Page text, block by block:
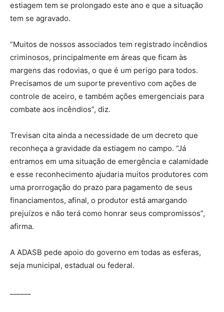
estiagem tem se prolongado este ano e que a situação
tem se agravado.
“Muitos de nossos associados tem registrado incêndios
criminosos, principalmente em áreas que ficam às
margens das rodovias, o que é um perigo para todos.
Precisamos de um suporte preventivo com ações de
controle de aceiro, e também ações emergenciais para
combate aos incêndios”, diz.
Trevisan cita ainda a necessidade de um decreto que
reconheça a gravidade da estiagem no campo. “Já
entramos em uma situação de emergência e calamidade
e esse reconhecimento ajudaria muitos produtores com
uma prorrogação do prazo para pagamento de seus
financiamentos, afinal, o produtor está amargando
prejuízos e não terá como honrar seus compromissos”,
afirma.
A ADASB pede apoio do governo em todas as esferas,
seja municipal, estadual ou federal.